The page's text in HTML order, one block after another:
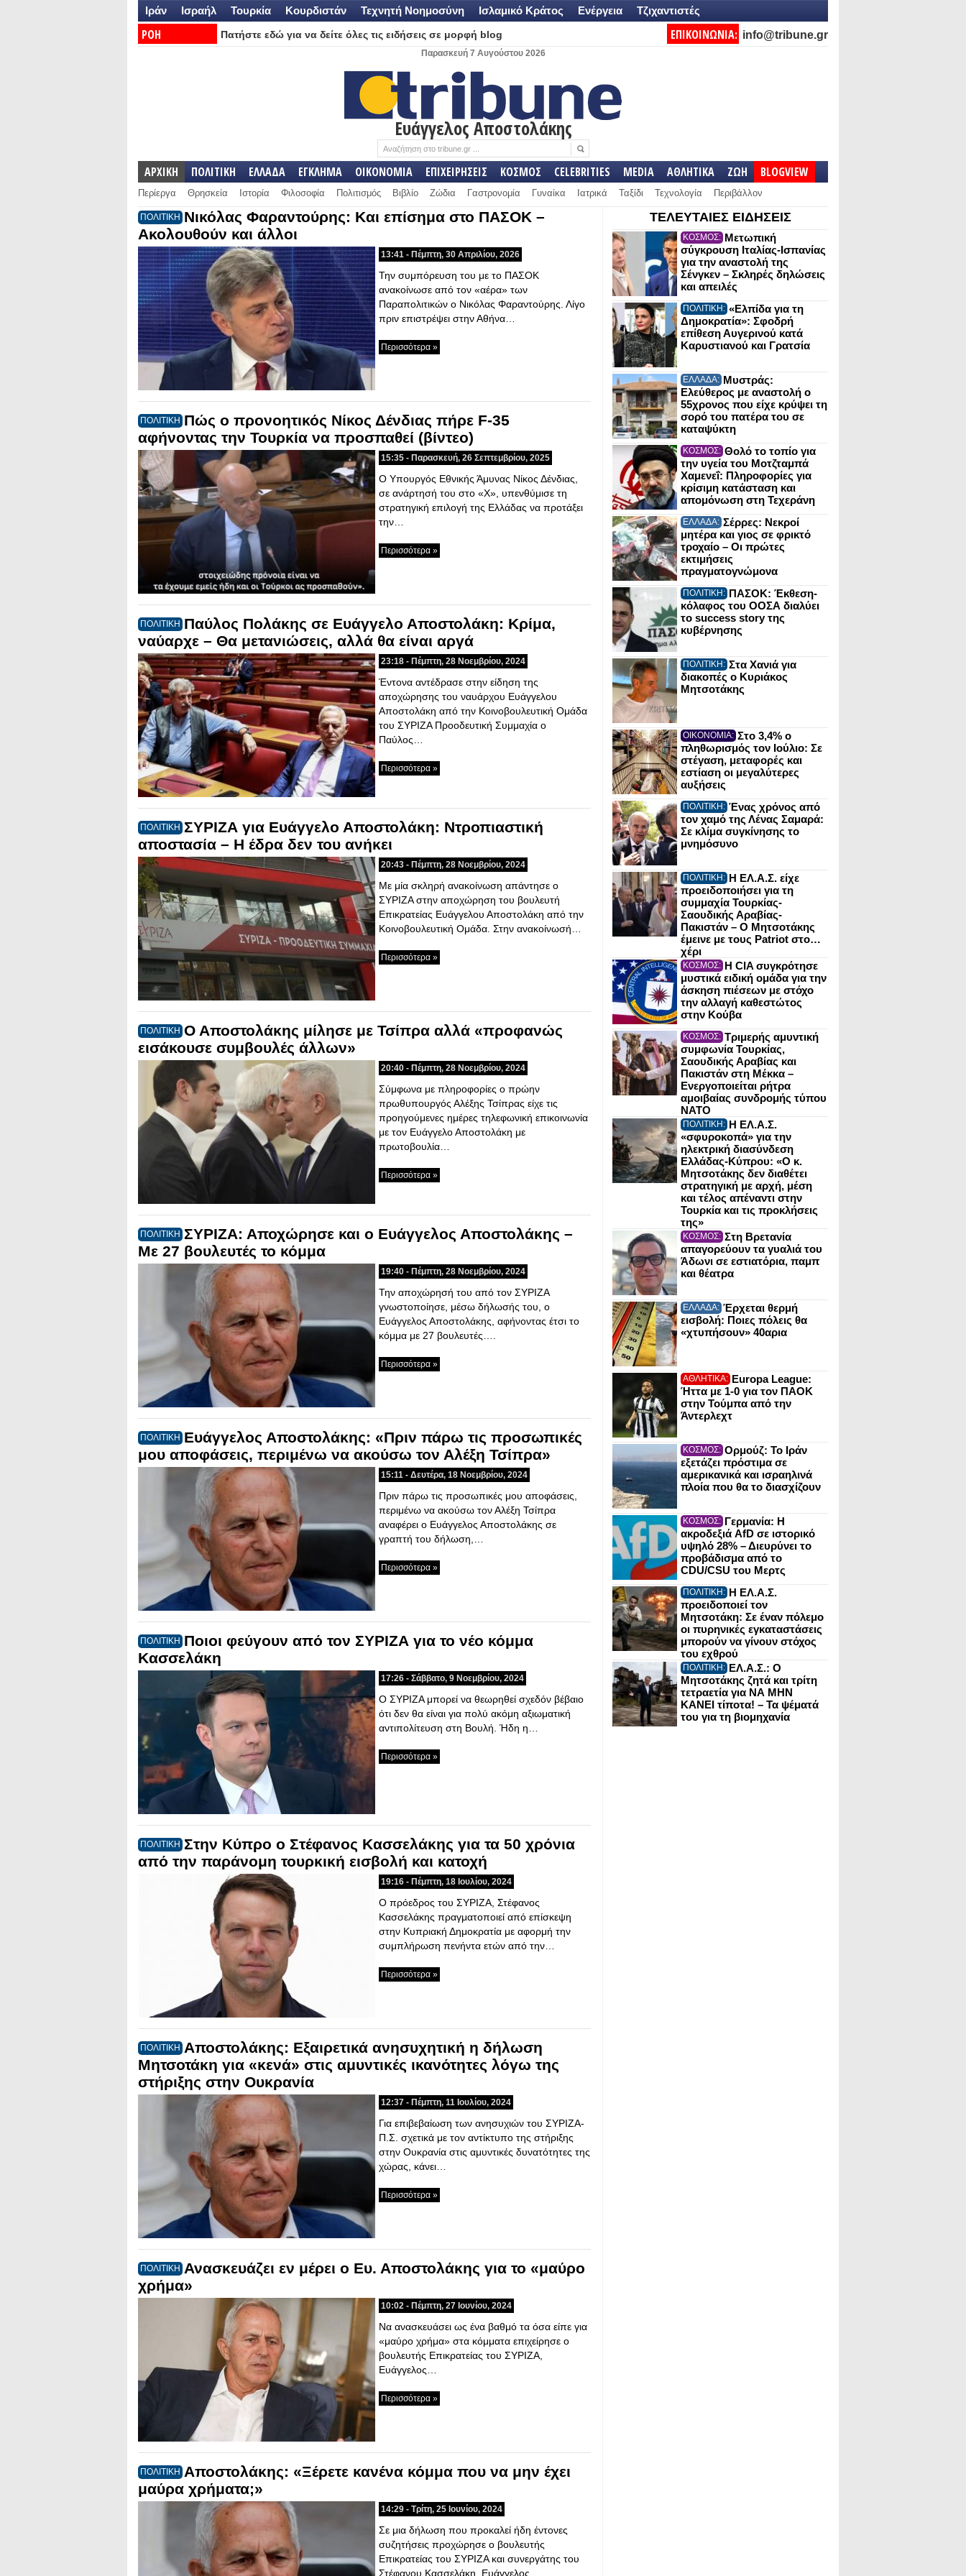
Ιράν Ισραήλ Τουρκία Κουρδιστάν Τεχνητή Νοημοσύνη Ισλαμικό Κράτος Ενέργεια Τζιχαντιστές
ΡΟΗ
Πατήστε εδώ για να δείτε όλες τις ειδήσεις σε μορφή blog ΕΠΙΚΟΙΝΩΝΙΑ: info@tribune.gr
Παρασκευή 7 Αυγούστου 2026
Ευάγγελος Αποστολάκης
ΑΡΧΙΚΗ ΠΟΛΙΤΙΚΗ ΕΛΛΑΔΑ ΕΓΚΛΗΜΑ ΟΙΚΟΝΟΜΙΑ ΕΠΙΧΕΙΡΗΣΕΙΣ ΚΟΣΜΟΣ CELEBRITIES MEDIA ΑΘΛΗΤΙΚΑ ΖΩΗ BLOGVIEW
Περίεργα Θρησκεία Ιστορία Φιλοσοφία Πολιτισμός Βιβλίο Ζώδια Γαστρονομία Γυναίκα Ιατρικά Ταξίδι Τεχνολογία Περιβάλλον
ΠΟΛΙΤΙΚΗ Νικόλας Φαραντούρης: Και επίσημα στο ΠΑΣΟΚ –
Ακολουθούν και άλλοι
13:41 - Πέμπτη, 30 Απριλίου, 2026
Την συμπόρευση του με το ΠΑΣΟΚ
ανακοίνωσε από τον «αέρα» των
Παραπολιτικών ο Νικόλας Φαραντούρης. Λίγο
πριν επιστρέψει στην Αθήνα…
Περισσότερα »
ΠΟΛΙΤΙΚΗ Πώς ο προνοητικός Νίκος Δένδιας πήρε F-35
αφήνοντας την Τουρκία να προσπαθεί (βίντεο)
15:35 - Παρασκευή, 26 Σεπτεμβρίου, 2025
Ο Υπουργός Εθνικής Άμυνας Νίκος Δένδιας,
σε ανάρτησή του στο «Χ», υπενθύμισε τη
στρατηγική επιλογή της Ελλάδας να προτάξει
την…
Περισσότερα »
ΠΟΛΙΤΙΚΗ Παύλος Πολάκης σε Ευάγγελο Αποστολάκη: Κρίμα,
ναύαρχε – Θα μετανιώσεις, αλλά θα είναι αργά
23:18 - Πέμπτη, 28 Νοεμβρίου, 2024
Έντονα αντέδρασε στην είδηση της
αποχώρησης του ναυάρχου Ευάγγελου
Αποστολάκη από την Κοινοβουλευτική Ομάδα
του ΣΥΡΙΖΑ Προοδευτική Συμμαχία ο
Παύλος…
Περισσότερα »
ΠΟΛΙΤΙΚΗ ΣΥΡΙΖΑ για Ευάγγελο Αποστολάκη: Ντροπιαστική
αποστασία – Η έδρα δεν του ανήκει
20:43 - Πέμπτη, 28 Νοεμβρίου, 2024
Με μία σκληρή ανακοίνωση απάντησε ο
ΣΥΡΙΖΑ στην αποχώρηση του βουλευτή
Επικρατείας Ευάγγελου Αποστολάκη από την
Κοινοβουλευτική Ομάδα. Στην ανακοίνωσή…
Περισσότερα »
ΠΟΛΙΤΙΚΗ Ο Αποστολάκης μίλησε με Τσίπρα αλλά «προφανώς
εισάκουσε συμβουλές άλλων»
20:40 - Πέμπτη, 28 Νοεμβρίου, 2024
Σύμφωνα με πληροφορίες ο πρώην
πρωθυπουργός Αλέξης Τσίπρας είχε τις
προηγούμενες ημέρες τηλεφωνική επικοινωνία
με τον Ευάγγελο Αποστολάκη με
πρωτοβουλία…
Περισσότερα »
ΠΟΛΙΤΙΚΗ ΣΥΡΙΖΑ: Αποχώρησε και ο Ευάγγελος Αποστολάκης –
Με 27 βουλευτές το κόμμα
19:40 - Πέμπτη, 28 Νοεμβρίου, 2024
Την αποχώρησή του από τον ΣΥΡΙΖΑ
γνωστοποίησε, μέσω δήλωσής του, ο
Ευάγγελος Αποστολάκης, αφήνοντας έτσι το
κόμμα με 27 βουλευτές….
Περισσότερα »
ΠΟΛΙΤΙΚΗ Ευάγγελος Αποστολάκης: «Πριν πάρω τις προσωπικές
μου αποφάσεις, περιμένω να ακούσω τον Αλέξη Τσίπρα»
15:11 - Δευτέρα, 18 Νοεμβρίου, 2024
Πριν πάρω τις προσωπικές μου αποφάσεις,
περιμένω να ακούσω τον Αλέξη Τσίπρα
αναφέρει ο Ευάγγελος Αποστολάκης σε
γραπτή του δήλωση,…
Περισσότερα »
ΠΟΛΙΤΙΚΗ Ποιοι φεύγουν από τον ΣΥΡΙΖΑ για το νέο κόμμα
Κασσελάκη
17:26 - Σάββατο, 9 Νοεμβρίου, 2024
Ο ΣΥΡΙΖΑ μπορεί να θεωρηθεί σχεδόν βέβαιο
ότι δεν θα είναι για πολύ ακόμη αξιωματική
αντιπολίτευση στη Βουλή. Ήδη η…
Περισσότερα »
ΠΟΛΙΤΙΚΗ Στην Κύπρο ο Στέφανος Κασσελάκης για τα 50 χρόνια
από την παράνομη τουρκική εισβολή και κατοχή
19:16 - Πέμπτη, 18 Ιουλίου, 2024
O πρόεδρος του ΣΥΡΙΖΑ, Στέφανος
Κασσελάκης πραγματοποιεί από επίσκεψη
στην Κυπριακή Δημοκρατία με αφορμή την
συμπλήρωση πενήντα ετών από την…
Περισσότερα »
ΠΟΛΙΤΙΚΗ Αποστολάκης: Εξαιρετικά ανησυχητική η δήλωση
Μητσοτάκη για «κενά» στις αμυντικές ικανότητες λόγω της
στήριξης στην Ουκρανία
12:37 - Πέμπτη, 11 Ιουλίου, 2024
Για επιβεβαίωση των ανησυχιών του ΣΥΡΙΖΑ-
Π.Σ. σχετικά με τον αντίκτυπο της στήριξης
στην Ουκρανία στις αμυντικές δυνατότητες της
χώρας, κάνει…
Περισσότερα »
ΠΟΛΙΤΙΚΗ Ανασκευάζει εν μέρει ο Ευ. Αποστολάκης για το «μαύρο
χρήμα»
10:02 - Πέμπτη, 27 Ιουνίου, 2024
Να ανασκευάσει ως ένα βαθμό τα όσα είπε για
«μαύρο χρήμα» στα κόμματα επιχείρησε ο
βουλευτής Επικρατείας του ΣΥΡΙΖΑ,
Ευάγγελος…
Περισσότερα »
ΠΟΛΙΤΙΚΗ Αποστολάκης: «Ξέρετε κανένα κόμμα που να μην έχει
μαύρα χρήματα;»
14:29 - Τρίτη, 25 Ιουνίου, 2024
Σε μια δήλωση που προκαλεί ήδη έντονες
συζητήσεις προχώρησε ο βουλευτής
Επικρατείας του ΣΥΡΙΖΑ και συνεργάτης του
Στέφανου Κασσελάκη, Ευάγγελος…
ΤΕΛΕΥΤΑΙΕΣ ΕΙΔΗΣΕΙΣ
ΚΟΣΜΟΣ: Μετωπική
σύγκρουση Ιταλίας-Ισπανίας
για την αναστολή της
Σένγκεν – Σκληρές δηλώσεις
και απειλές
ΠΟΛΙΤΙΚΗ: «Ελπίδα για τη
Δημοκρατία»: Σφοδρή
επίθεση Αυγερινού κατά
Καρυστιανού και Γρατσία
ΕΛΛΑΔΑ: Μυστράς:
Ελεύθερος με αναστολή ο
55χρονος που είχε κρύψει τη
σορό του πατέρα του σε
καταψύκτη
ΚΟΣΜΟΣ: Θολό το τοπίο για
την υγεία του Μοτζταμπά
Χαμενεΐ: Πληροφορίες για
κρίσιμη κατάσταση και
απομόνωση στη Τεχεράνη
ΕΛΛΑΔΑ: Σέρρες: Νεκροί
μητέρα και γιος σε φρικτό
τροχαίο – Οι πρώτες
εκτιμήσεις
πραγματογνώμονα
ΠΟΛΙΤΙΚΗ: ΠΑΣΟΚ: Έκθεση-
κόλαφος του ΟΟΣΑ διαλύει
το success story της
κυβέρνησης
ΠΟΛΙΤΙΚΗ: Στα Χανιά για
διακοπές ο Κυριάκος
Μητσοτάκης
ΟΙΚΟΝΟΜΙΑ: Στο 3,4% ο
πληθωρισμός τον Ιούλιο: Σε
στέγαση, μεταφορές και
εστίαση οι μεγαλύτερες
αυξήσεις
ΠΟΛΙΤΙΚΗ: Ένας χρόνος από
τον χαμό της Λένας Σαμαρά:
Σε κλίμα συγκίνησης το
μνημόσυνο
ΠΟΛΙΤΙΚΗ: Η ΕΛ.Α.Σ. είχε
προειδοποιήσει για τη
συμμαχία Τουρκίας-
Σαουδικής Αραβίας-
Πακιστάν – Ο Μητσοτάκης
έμεινε με τους Patriot στο…
χέρι
ΚΟΣΜΟΣ: Η CIA συγκρότησε
μυστικά ειδική ομάδα για την
άσκηση πιέσεων με στόχο
την αλλαγή καθεστώτος
στην Κούβα
ΚΟΣΜΟΣ: Τριμερής αμυντική
συμφωνία Τουρκίας,
Σαουδικής Αραβίας και
Πακιστάν στη Μέκκα –
Ενεργοποιείται ρήτρα
αμοιβαίας συνδρομής τύπου
NATO
ΠΟΛΙΤΙΚΗ: Η ΕΛ.Α.Σ.
«σφυροκοπά» για την
ηλεκτρική διασύνδεση
Ελλάδας-Κύπρου: «Ο κ.
Μητσοτάκης δεν διαθέτει
στρατηγική με αρχή, μέση
και τέλος απέναντι στην
Τουρκία και τις προκλήσεις
της»
ΚΟΣΜΟΣ: Στη Βρετανία
απαγορεύουν τα γυαλιά του
Άδωνι σε εστιατόρια, παμπ
και θέατρα
ΕΛΛΑΔΑ: Έρχεται θερμή
εισβολή: Ποιες πόλεις θα
«χτυπήσουν» 40αρια
ΑΘΛΗΤΙΚΑ: Europa League:
Ήττα με 1-0 για τον ΠΑΟΚ
στην Τούμπα από την
Άντερλεχτ
ΚΟΣΜΟΣ: Ορμούζ: Το Ιράν
εξετάζει πρόστιμα σε
αμερικανικά και ισραηλινά
πλοία που θα το διασχίζουν
ΚΟΣΜΟΣ: Γερμανία: Η
ακροδεξιά AfD σε ιστορικό
υψηλό 28% – Διευρύνει το
προβάδισμα από το
CDU/CSU του Μερτς
ΠΟΛΙΤΙΚΗ: Η ΕΛ.Α.Σ.
προειδοποιεί τον
Μητσοτάκη: Σε έναν πόλεμο
οι πυρηνικές εγκαταστάσεις
μπορούν να γίνουν στόχος
του εχθρού
ΠΟΛΙΤΙΚΗ: ΕΛ.Α.Σ.: Ο
Μητσοτάκης ζητά και τρίτη
τετραετία για ΝΑ ΜΗΝ
ΚΑΝΕΙ τίποτα! – Τα ψέματά
του για τη βιομηχανία